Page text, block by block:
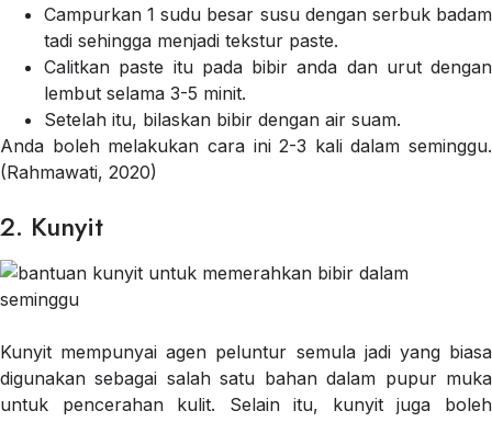
Campurkan 1 sudu besar susu dengan serbuk badam
tadi sehingga menjadi tekstur paste.
Calitkan paste itu pada bibir anda dan urut dengan
lembut selama 3-5 minit.
Setelah itu, bilaskan bibir dengan air suam.
Anda boleh melakukan cara ini 2-3 kali dalam seminggu.
(Rahmawati, 2020)
2. Kunyit
Kunyit mempunyai agen peluntur semula jadi yang biasa
digunakan sebagai salah satu bahan dalam pupur muka
untuk pencerahan kulit. Selain itu, kunyit juga boleh